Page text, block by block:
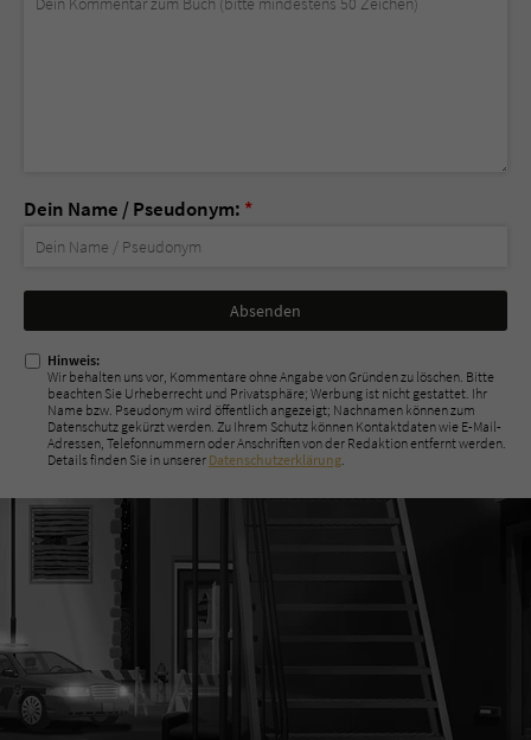
Dein Name / Pseudonym: *
Nicht
ausfüllen!
Hinweis:
Wir behalten uns vor, Kommentare ohne Angabe von Gründen zu löschen. Bitte
beachten Sie Urheberrecht und Privatsphäre; Werbung ist nicht gestattet. Ihr
Name bzw. Pseudonym wird öffentlich angezeigt; Nachnamen können zum
Datenschutz gekürzt werden. Zu Ihrem Schutz können Kontaktdaten wie E-Mail-
Adressen, Telefonnummern oder Anschriften von der Redaktion entfernt werden.
Details finden Sie in unserer Datenschutzerklärung.